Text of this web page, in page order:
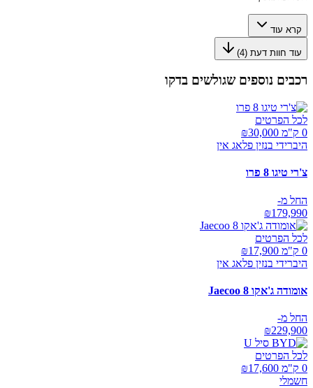
קרא עוד
עוד חוות דעת (4
)
רכבים נוספים שגולשים בדקו
לכל הפרטים
0 ק"מ ₪
30,000
היברידי בנזין פלאג אין
צ'רי טיגו 8 פרו
החל מ-
₪179,990
לכל הפרטים
0 ק"מ ₪
17,900
היברידי בנזין פלאג אין
אומודה ג'אקו Jaecoo 8
החל מ-
₪229,900
לכל הפרטים
0 ק"מ ₪
17,600
חשמלי